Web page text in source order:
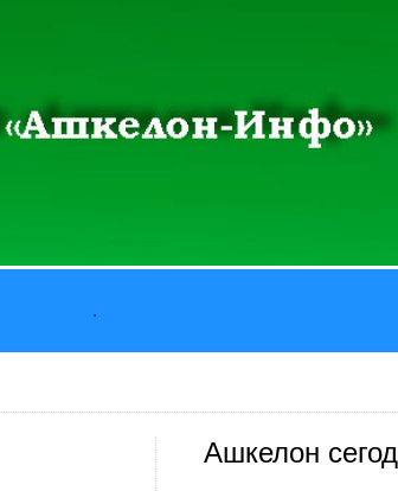
.
Ашкелон